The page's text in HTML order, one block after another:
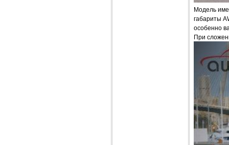
Модель
габариты
особенно
При